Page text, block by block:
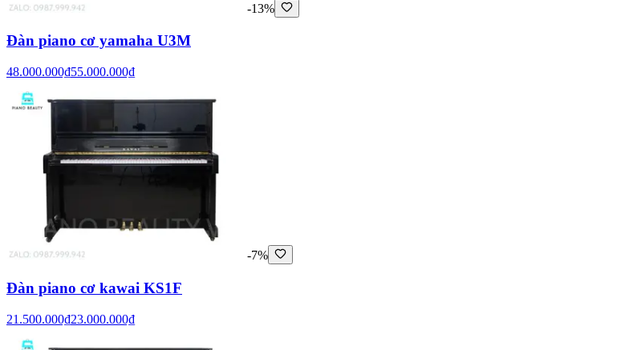
-13%
Đàn piano cơ yamaha U3M
48.000.000₫55.000.000₫
-7%
Đàn piano cơ kawai KS1F
21.500.000₫23.000.000₫